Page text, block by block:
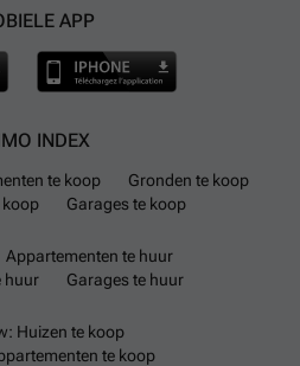
APP
INDEX
te koop
Gronden te koop
Garages te koop
Appartementen te huur
huur
Garages te huur
Huizen te koop
te koop